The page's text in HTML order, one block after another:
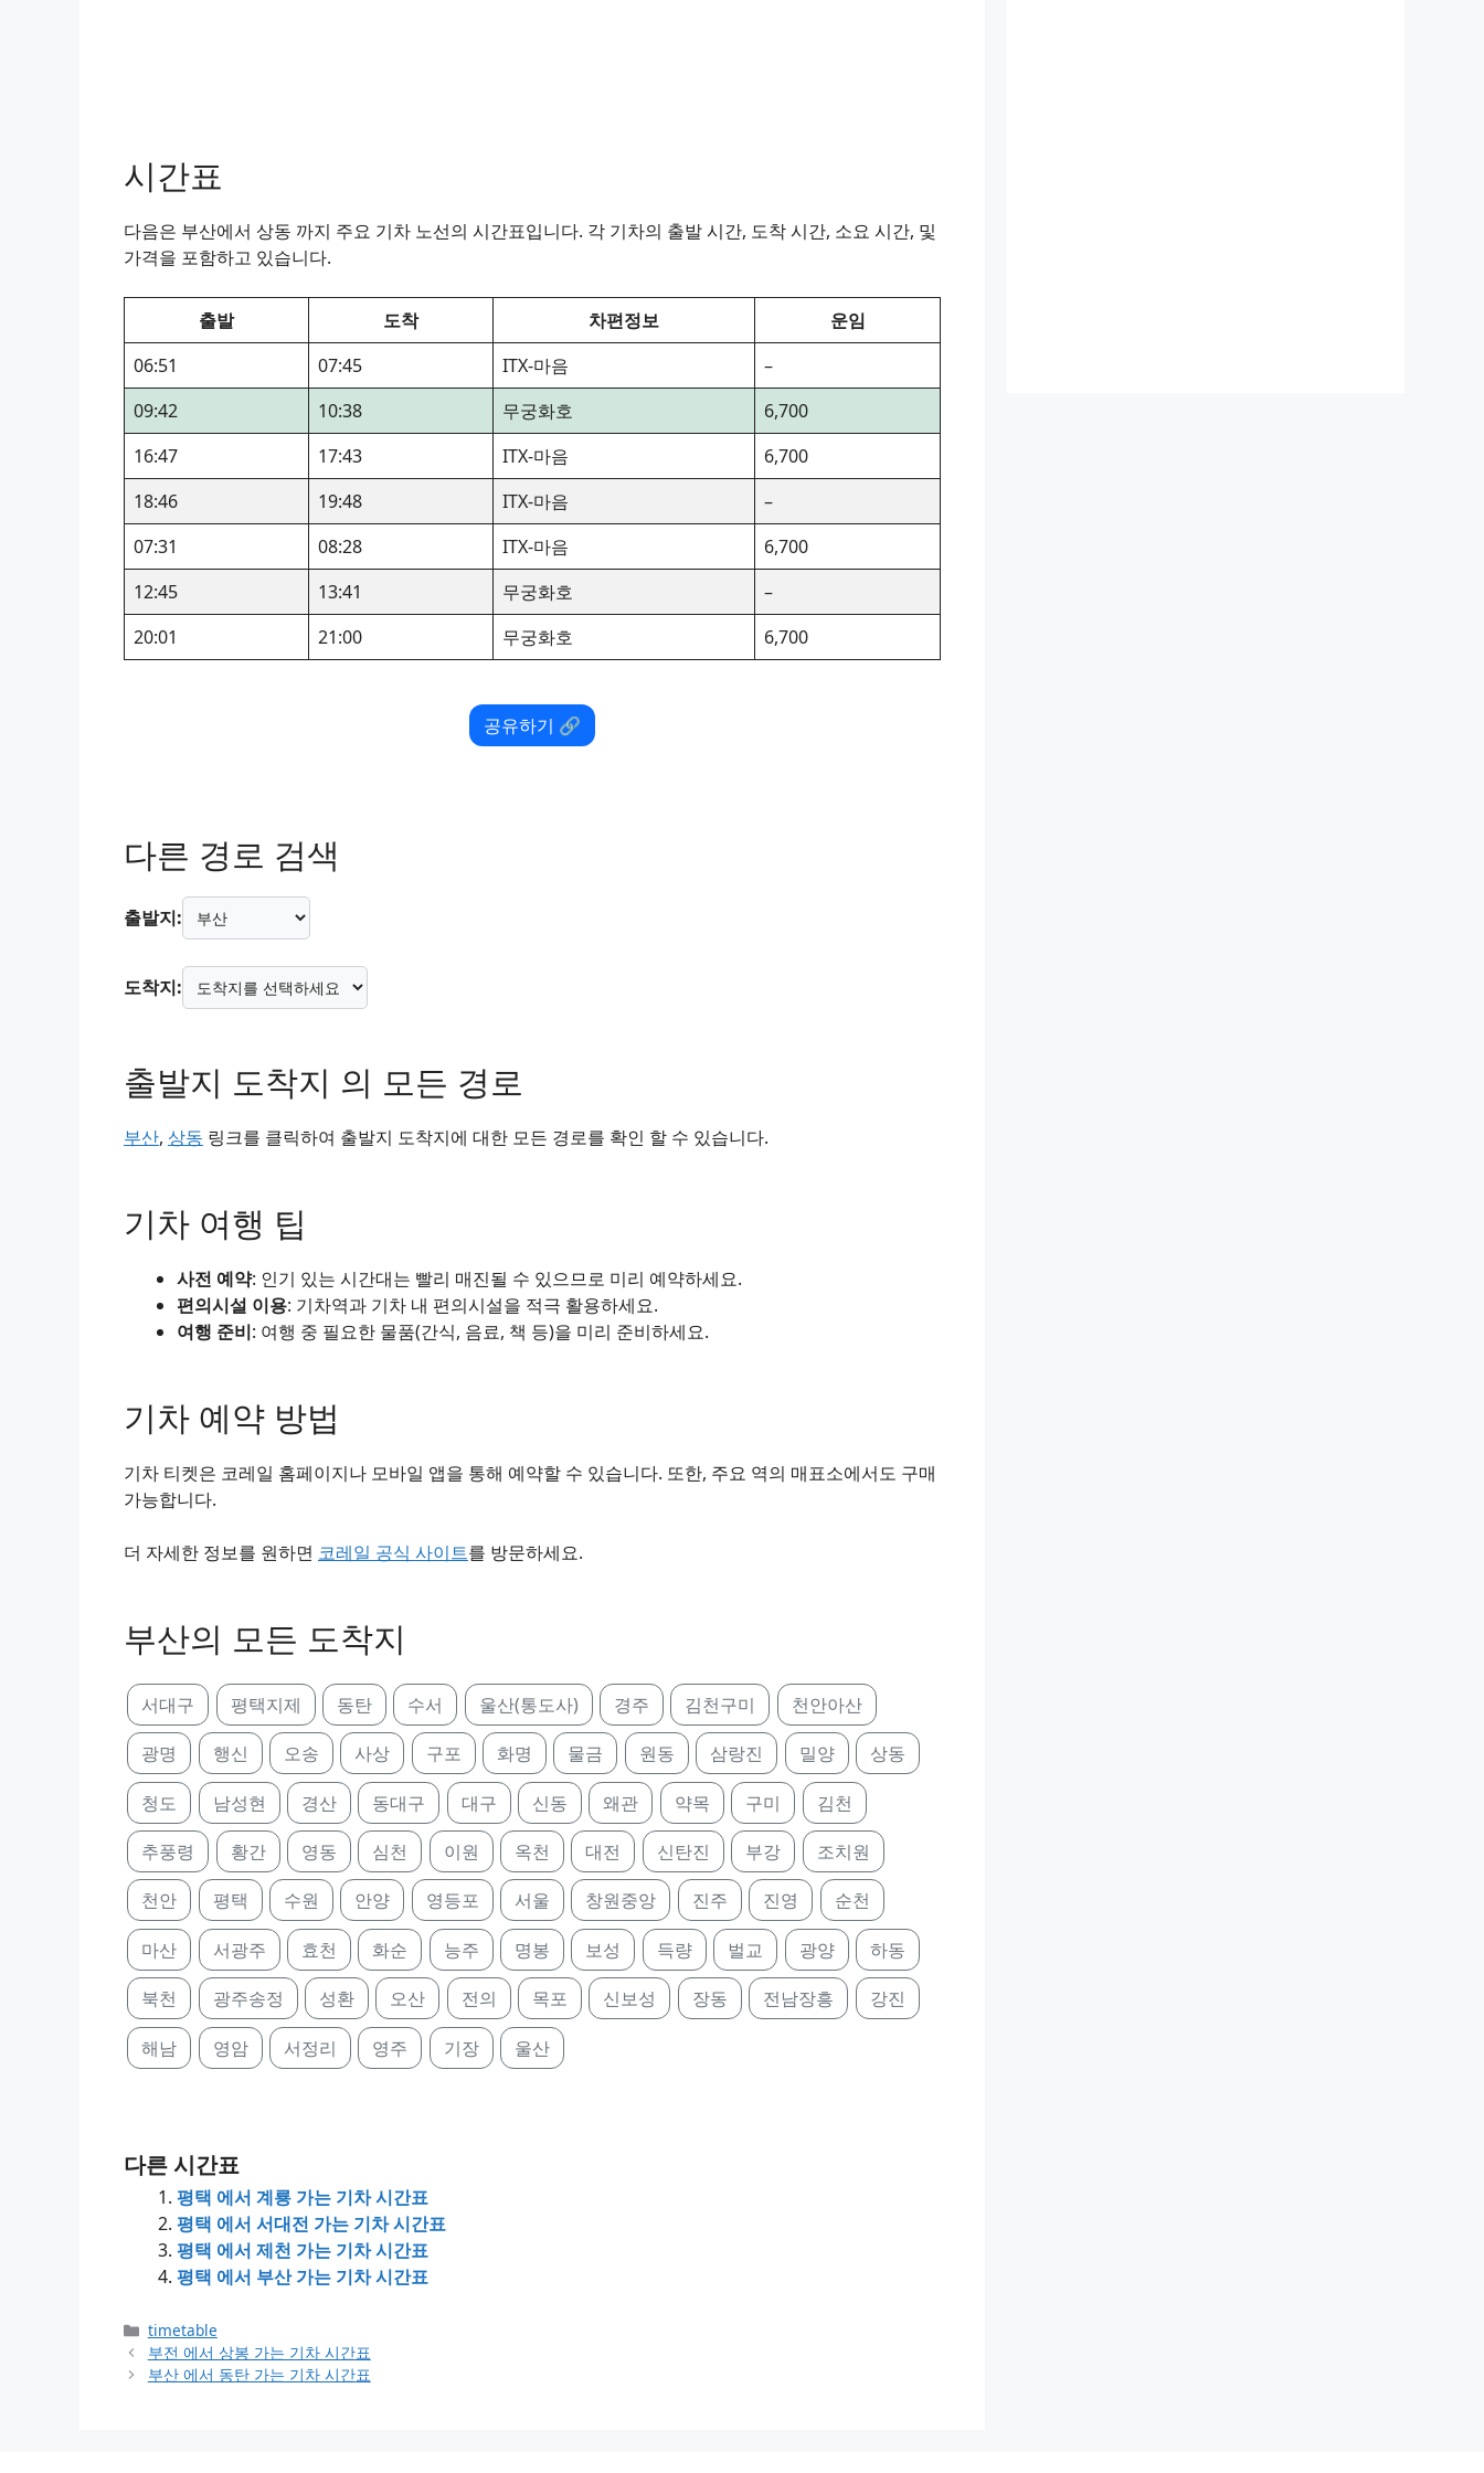
시간표
다음은 부산에서 상동 까지 주요 기차 노선의 시간표입니다. 각 기차의 출발 시간, 도착 시간, 소요 시간, 및
가격을 포함하고 있습니다.
출발 도착 차편정보
운임
06:51
07:45 ITX-마음
–
09:42
10:38 무궁화호
6,700
16:47
17:43 ITX-마음
6,700
18:46
19:48 ITX-마음
–
07:31
08:28 ITX-마음
6,700
12:45
13:41 무궁화호
–
20:01
21:00 무궁화호 6,700
공유하기 🔗
다른 경로 검색
출발지:
도착지:
출발지 도착지 의 모든 경로
부산, 상동 링크를 클릭하여 출발지 도착지에 대한 모든 경로를 확인 할 수 있습니다.
기차 여행 팁
사전 예약: 인기 있는 시간대는 빨리 매진될 수 있으므로 미리 예약하세요.
편의시설 이용: 기차역과 기차 내 편의시설을 적극 활용하세요.
여행 준비: 여행 중 필요한 물품(간식, 음료, 책 등)을 미리 준비하세요.
기차 예약 방법
기차 티켓은 코레일 홈페이지나 모바일 앱을 통해 예약할 수 있습니다. 또한, 주요 역의 매표소에서도 구매
가능합니다.
더 자세한 정보를 원하면 코레일 공식 사이트를 방문하세요.
부산의 모든 도착지
서대구 평택지제 동탄 수서 울산(통도사) 경주 김천구미 천안아산
광명 행신 오송 사상 구포 화명 물금 원동 삼랑진 밀양 상동
청도 남성현 경산 동대구 대구 신동 왜관 약목 구미 김천
추풍령 황간 영동 심천 이원 옥천 대전 신탄진 부강 조치원
천안 평택 수원 안양 영등포 서울 창원중앙 진주 진영 순천
마산 서광주 효천 화순 능주 명봉 보성 득량 벌교 광양 하동
북천 광주송정 성환 오산 전의 목포 신보성 장동 전남장흥 강진
해남 영암 서정리 영주 기장 울산
다른 시간표
평택 에서 계룡 가는 기차 시간표
평택 에서 서대전 가는 기차 시간표
평택 에서 제천 가는 기차 시간표
평택 에서 부산 가는 기차 시간표
Categories
timetable
부전 에서 상봉 가는 기차 시간표
부산 에서 동탄 가는 기차 시간표